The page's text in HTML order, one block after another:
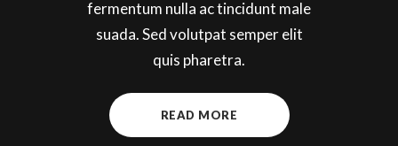
fermentum nulla ac tincidunt male
suada. Sed volutpat semper elit
quis pharetra.
READ MORE